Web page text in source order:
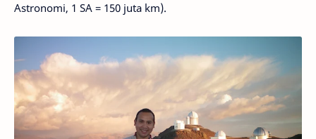
Astronomi, 1 SA = 150 juta km).